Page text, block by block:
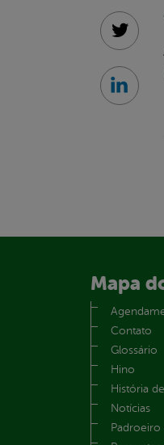
Twitter
Linkedin
Mapa
Contato
Glossário
Hino
História
Notícias